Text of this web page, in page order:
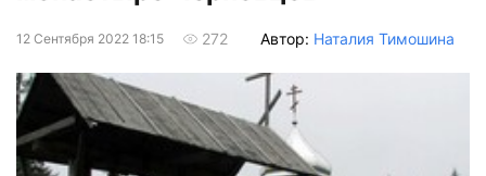
12 Сентября 2022 18:15 272 Автор: Наталия Тимошина